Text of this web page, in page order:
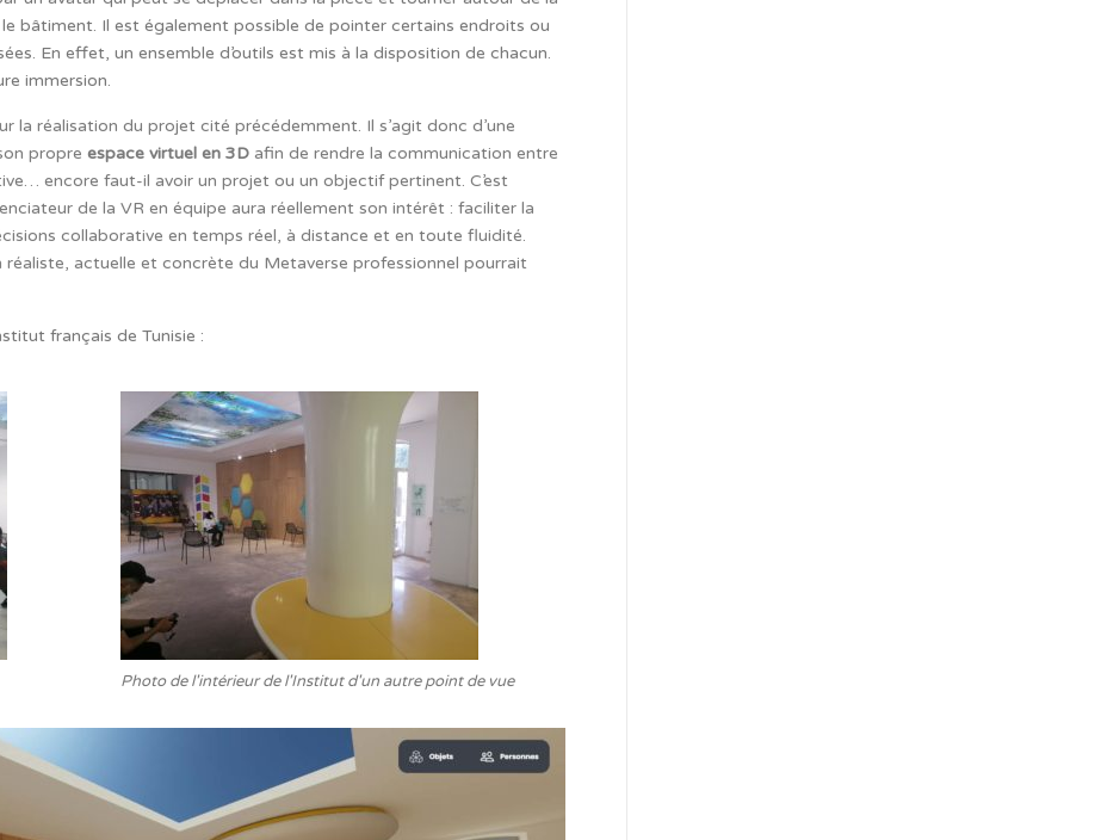
bâtiment. Il est également possible de pointer certains endroits ou
En effet, un ensemble d’outils est mis à la disposition de chacun.
immersion.
la réalisation du projet cité précédemment. Il s’agit donc d’une
propre espace virtuel en 3D afin de rendre la communication entre
encore faut-il avoir un projet ou un objectif pertinent. C’est
de la VR en équipe aura réellement son intérêt : faciliter la
collaborative en temps réel, à distance et en toute fluidité.
actuelle et concrète du Metaverse professionnel pourrait
français de Tunisie :
Photo de l'intérieur de l'Institut d'un autre point de vue